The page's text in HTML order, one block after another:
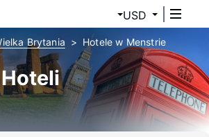
USD
Brytania Hotele w Menstrie